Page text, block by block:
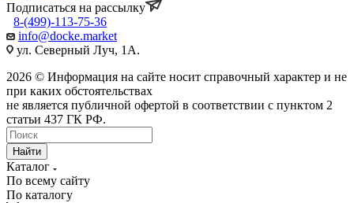
Подписаться на рассылку
8-(499)-113-75-36
info@docke.market
ул. Северный Луч, 1А.
2026 © Информация на сайте носит справочный характер и не
при каких обстоятельствах
не является публичной офертой в соответствии с пунктом 2
статьи 437 ГК РФ.
Найти
Каталог
По всему сайту
По каталогу